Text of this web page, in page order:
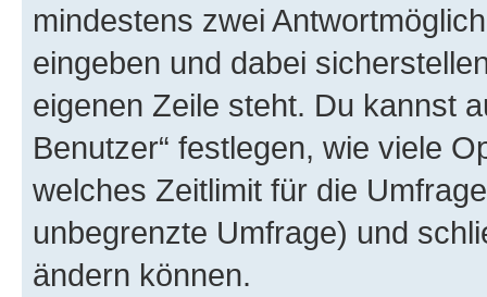
mindestens zwei
eingeben und dabei
eigenen Zeile steht. Du kannst
Benutzer“ festlegen, wie viele
welches Zeitlimit für die
unbegrenzte Umfrage) und
ändern können.